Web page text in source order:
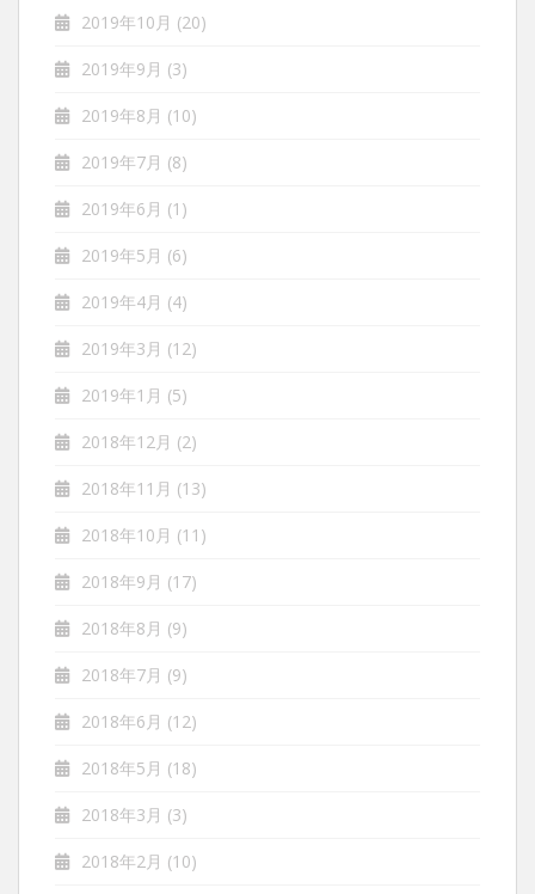
2019年10月 (20)
2019年9月 (3)
2019年8月 (10)
2019年7月 (8)
2019年6月 (1)
2019年5月 (6)
2019年4月 (4)
2019年3月 (12)
2019年1月 (5)
2018年12月 (2)
2018年11月 (13)
2018年10月 (11)
2018年9月 (17)
2018年8月 (9)
2018年7月 (9)
2018年6月 (12)
2018年5月 (18)
2018年3月 (3)
2018年2月 (10)